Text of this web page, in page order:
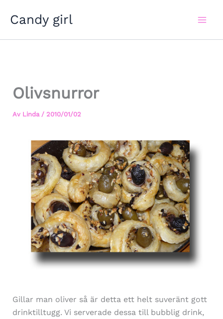
Candy girl
Olivsnurror
Av Linda / 2010/01/02
Gillar man oliver så är detta ett helt suveränt gott
drinktilltugg. Vi serverade dessa till bubblig drink,